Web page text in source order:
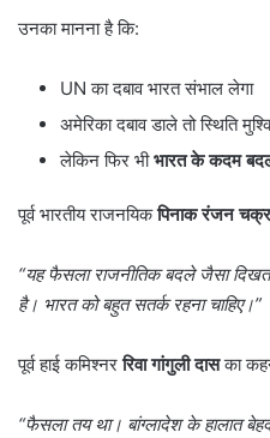
उनका मानना है कि:
UN का दबाव भारत संभाल लेगा
अमेरिका दबाव डाले तो स्थिति
लेकिन फिर भीभारत के कदम
पूर्व भारतीय राजनयिकपिनाक रंजन
“यह फैसला राजनीतिक बदले जैसा
है। भारत को बहुत सतर्क रहना चाहिए।”
पूर्व हाई कमिश्नररिवा गांगुली दासका
“फैसला तय था। बांग्लादेश के हालात